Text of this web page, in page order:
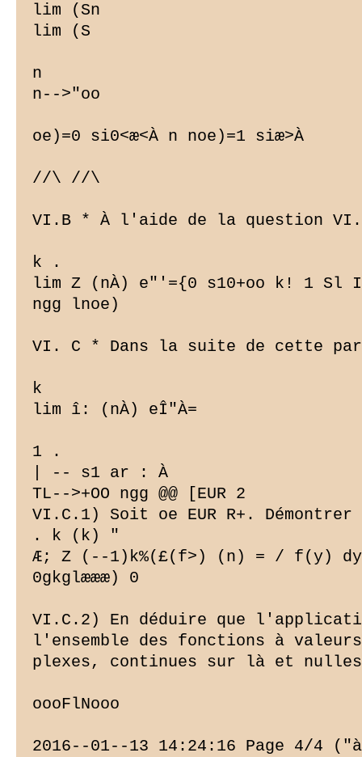
lim (Sn
lim (S
n
n-->"oo
oe)=0 si0<æ<À n noe)=1 siæ>À
//\ //\
VI.B * À l'aide de la question
k .
lim Z (nÀ) e"'={0 s10+oo k! 1 Sl
ngg lnoe)
VI. C * Dans la suite de cette
k
lim î: (nÀ) eÎ"À=
1 .
| -- s1 ar : À
TL-->+OO ngg @@ [EUR 2
VI.C.1) Soit oe EUR R+. Démontrer
. k (k) "
Æ; Z (--1)k%(£(f>) (n) = / f(y) dy
0gkglæææ) 0
VI.C.2) En déduire que
l'ensemble des fonctions à
plexes, continues sur là et nulles
oooFlNooo
2016--01--13 14:24:16 Page 4/4 ("à